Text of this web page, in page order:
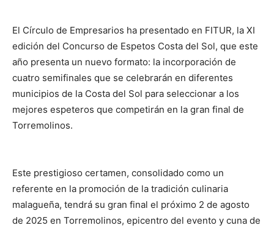
El Círculo de Empresarios ha presentado en FITUR, la XI
edición del Concurso de Espetos Costa del Sol, que este
año presenta un nuevo formato: la incorporación de
cuatro semifinales que se celebrarán en diferentes
municipios de la Costa del Sol para seleccionar a los
mejores espeteros que competirán en la gran final de
Torremolinos.
Este prestigioso certamen, consolidado como un
referente en la promoción de la tradición culinaria
malagueña, tendrá su gran final el próximo 2 de agosto
de 2025 en Torremolinos, epicentro del evento y cuna de